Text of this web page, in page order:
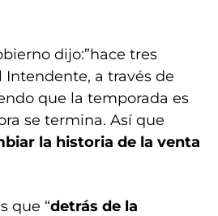
dijo:”hace tres
a través de
que la temporada es
se termina. Así que
la historia de la venta
que “detrás de la